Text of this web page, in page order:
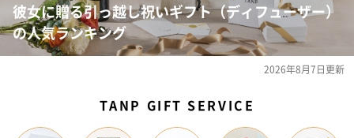
彼女に贈る引っ越し祝いギフト（ディフューザー）
の人気ランキング
2026年8月7日更新
TANP GIFT SERVICE